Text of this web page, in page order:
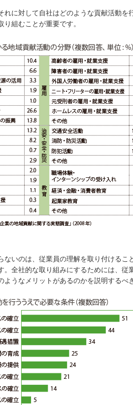
に対して自社はどのような貢献活動を
組むことが重要です。
いのは、従業員の理解を取り付けるこ
全社的な取り組みにするためには、従
うなメリットがあるのかを説明するべ